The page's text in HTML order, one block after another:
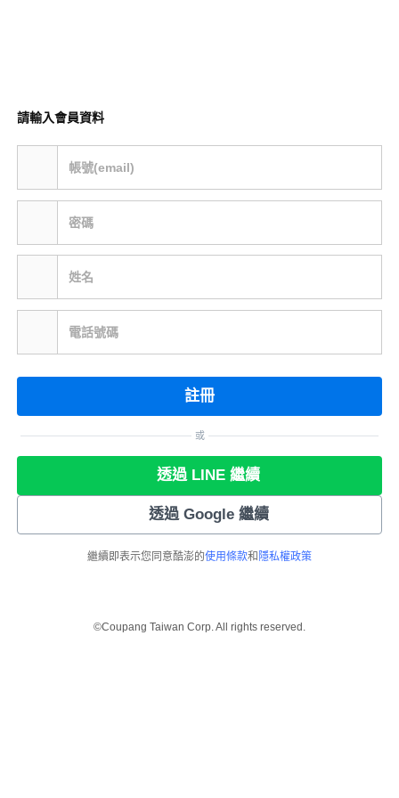
請輸入會員資料
帳號(email)
密碼
姓名
電話號碼
註冊
或
透過 LINE 繼續
透過 Google 繼續
繼續即表示您同意酷澎的使用條款和 隱私權政策
©Coupang Taiwan Corp. All rights reserved.